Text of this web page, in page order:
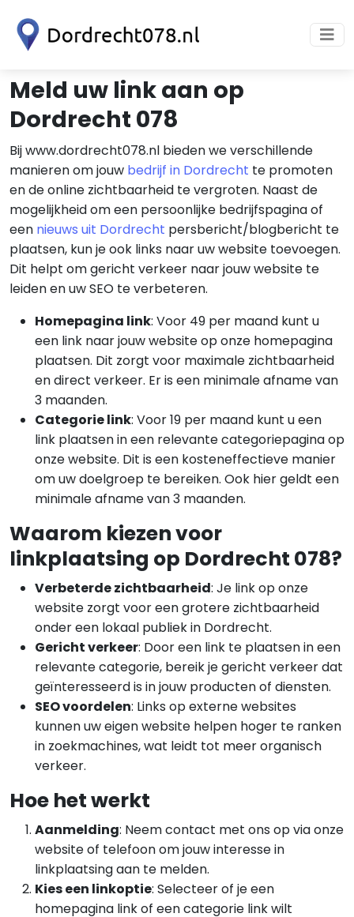
Meld uw link aan op
Dordrecht 078
Bij www.dordrecht078.nl bieden we verschillende
manieren om jouw bedrijf in Dordrecht te promoten
en de online zichtbaarheid te vergroten. Naast de
mogelijkheid om een persoonlijke bedrijfspagina of
een nieuws uit Dordrecht persbericht/blogbericht te
plaatsen, kun je ook links naar uw website toevoegen.
Dit helpt om gericht verkeer naar jouw website te
leiden en uw SEO te verbeteren.
Homepagina link: Voor 49 per maand kunt u
een link naar jouw website op onze homepagina
plaatsen. Dit zorgt voor maximale zichtbaarheid
en direct verkeer. Er is een minimale afname van
3 maanden.
Categorie link: Voor 19 per maand kunt u een
link plaatsen in een relevante categoriepagina op
onze website. Dit is een kosteneffectieve manier
om uw doelgroep te bereiken. Ook hier geldt een
minimale afname van 3 maanden.
Waarom kiezen voor
linkplaatsing op Dordrecht 078?
Verbeterde zichtbaarheid: Je link op onze
website zorgt voor een grotere zichtbaarheid
onder een lokaal publiek in Dordrecht.
Gericht verkeer: Door een link te plaatsen in een
relevante categorie, bereik je gericht verkeer dat
geïnteresseerd is in jouw producten of diensten.
SEO voordelen: Links op externe websites
kunnen uw eigen website helpen hoger te ranken
in zoekmachines, wat leidt tot meer organisch
verkeer.
Hoe het werkt
Aanmelding: Neem contact met ons op via onze
website of telefoon om jouw interesse in
linkplaatsing aan te melden.
Kies een linkoptie: Selecteer of je een
homepagina link of een categorie link wilt